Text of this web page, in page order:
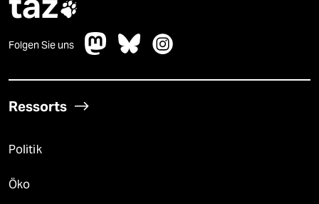

Folgen Sie uns
Ressorts
Politik
Öko